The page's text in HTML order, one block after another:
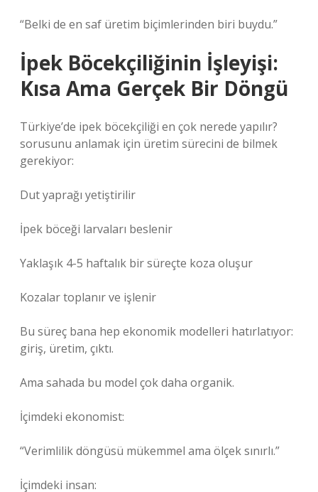
“Belki de en saf üretim biçimlerinden biri buydu.”
İpek Böcekçiliğinin İşleyişi:
Kısa Ama Gerçek Bir Döngü
Türkiye’de ipek böcekçiliği en çok nerede yapılır?
sorusunu anlamak için üretim sürecini de bilmek
gerekiyor:
Dut yaprağı yetiştirilir
İpek böceği larvaları beslenir
Yaklaşık 4-5 haftalık bir süreçte koza oluşur
Kozalar toplanır ve işlenir
Bu süreç bana hep ekonomik modelleri hatırlatıyor:
giriş, üretim, çıktı.
Ama sahada bu model çok daha organik.
İçimdeki ekonomist:
“Verimlilik döngüsü mükemmel ama ölçek sınırlı.”
İçimdeki insan: